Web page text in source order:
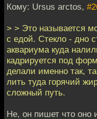
Кому: Ursus arctos,
> > Это называется
с едой. Стекло - дно
аквариума куда
кадрируется под
делали именно так,
лить туда горячий
сложный путь.
Не, он пишет что оно